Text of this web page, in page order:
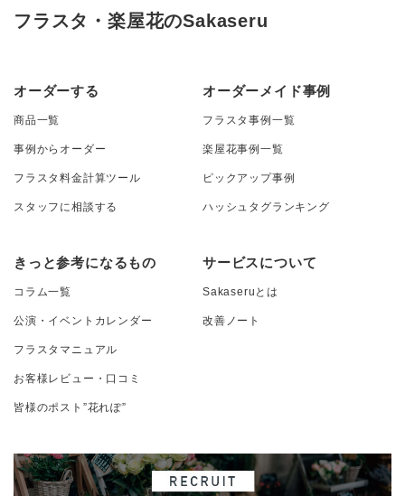
フラスタ・楽屋花のSakaseru
オーダーする
商品一覧
事例からオーダー
フラスタ料金計算ツール
スタッフに相談する
オーダーメイド事例
フラスタ事例一覧
楽屋花事例一覧
ピックアップ事例
ハッシュタグランキング
きっと参考になるもの
コラム一覧
公演・イベントカレンダー
フラスタマニュアル
お客様レビュー・口コミ
皆様のポスト”花れぽ”
サービスについて
Sakaseruとは
改善ノート